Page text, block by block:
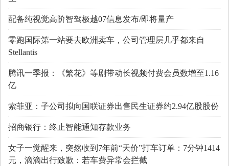
配备纯视觉高阶智驾极越07信息发布/即将量产
零跑国际第一站要去欧洲卖车，公司管理层几乎都来自
Stellantis
腾讯一季报：《繁花》等剧带动长视频付费会员数增至1.16
亿
索菲亚：子公司拟向国联证券出售民生证券约2.94亿股股份
招商银行：终止智能通知存款业务
女子一觉醒来，突然收到7年前“天价”打车订单：7分钟1414
元，滴滴出行致歉：若车费异常会拦截